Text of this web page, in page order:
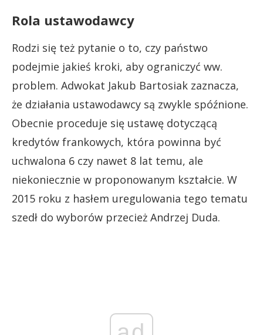
Rola ustawodawcy
Rodzi się też pytanie o to, czy państwo
podejmie jakieś kroki, aby ograniczyć ww.
problem. Adwokat Jakub Bartosiak zaznacza,
że działania ustawodawcy są zwykle spóźnione.
Obecnie proceduje się ustawę dotyczącą
kredytów frankowych, która powinna być
uchwalona 6 czy nawet 8 lat temu, ale
niekoniecznie w proponowanym kształcie. W
2015 roku z hasłem uregulowania tego tematu
szedł do wyborów przecież Andrzej Duda.